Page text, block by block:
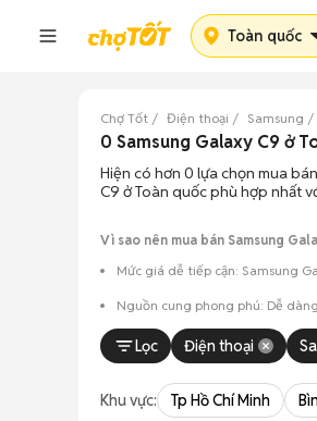
Toàn quốc
Chợ Tốt Điện thoại Samsung
0 Samsung Galaxy C9 ở
Hiện có hơn 0 lựa chọn mua bán
C9 ở Toàn quốc phù hợp nhất
Vì sao nên mua bán Samsung
Mức giá dễ tiếp cận: Samsung
Nguồn cung phong phú: Dễ
Giao dịch minh bạch: Việc
Lọc Điện thoại
Khu vực: Tp Hồ Chí Minh